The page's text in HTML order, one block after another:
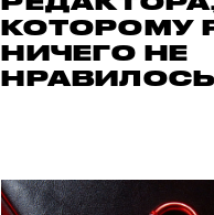
КОТОРОМУ
НИЧЕГО НЕ
НРАВИЛОСЬ